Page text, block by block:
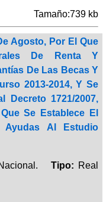
Tamaño:739 kb
Agosto, Por El Que
De Renta Y
De Las Becas Y
2013-2014, Y Se
Decreto 1721/2007,
Se Establece El
Al Estudio
Tipo: Real